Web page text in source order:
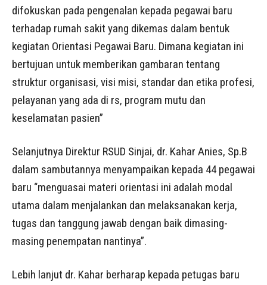
difokuskan pada pengenalan kepada pegawai baru
terhadap rumah sakit yang dikemas dalam bentuk
kegiatan Orientasi Pegawai Baru. Dimana kegiatan ini
bertujuan untuk memberikan gambaran tentang
struktur organisasi, visi misi, standar dan etika profesi,
pelayanan yang ada di rs, program mutu dan
keselamatan pasien”
Selanjutnya Direktur RSUD Sinjai, dr. Kahar Anies, Sp.B
dalam sambutannya menyampaikan kepada 44 pegawai
baru “menguasai materi orientasi ini adalah modal
utama dalam menjalankan dan melaksanakan kerja,
tugas dan tanggung jawab dengan baik dimasing-
masing penempatan nantinya”.
Lebih lanjut dr. Kahar berharap kepada petugas baru